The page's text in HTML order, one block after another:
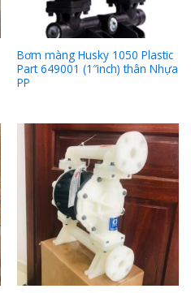
Bơm màng Husky 1050 Plastic
Part 649001 (1″inch) thân Nhựa
PP